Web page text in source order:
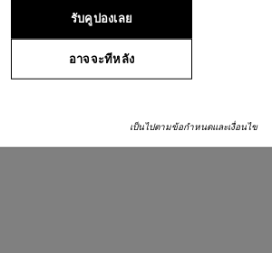
รับคูปองเลย
อาจจะทีหลัง
เป็นไปตามข้อกำหนดและเงื่อนไข